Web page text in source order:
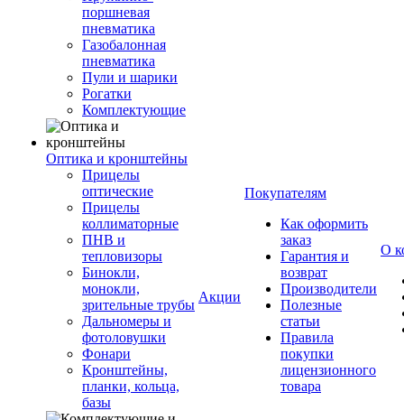
поршневая
пневматика
Газобалонная
пневматика
Пули и шарики
Рогатки
Комплектующие
Оптика и кронштейны
Прицелы
оптические
Прицелы
коллиматорные
ПНВ и
тепловизоры
Бинокли,
монокли,
зрительные трубы
Дальномеры и
фотоловушки
Фонари
Кронштейны,
планки, кольца,
базы
Акции
Покупателям
Как оформить
заказ
Гарантия и
возврат
Производители
Полезные
статьи
Правила
покупки
лицензионного
товара
О